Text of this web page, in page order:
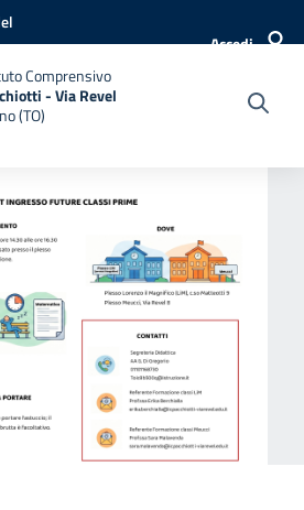
Accedi
Comprensivo
- Via Revel
(TO)